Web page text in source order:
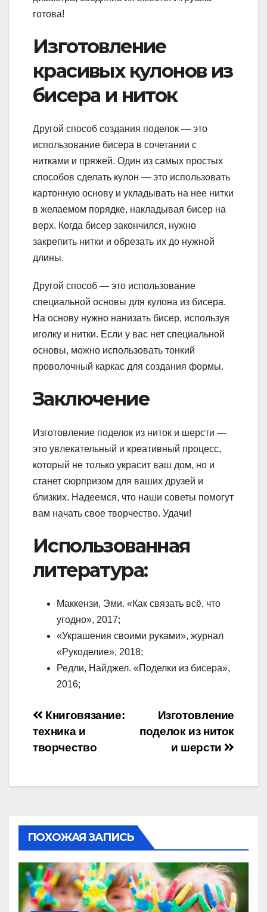
готова!
Изготовление
красивых кулонов из
бисера и ниток
Другой способ создания поделок — это
использование бисера в сочетании с
нитками и пряжей. Один из самых простых
способов сделать кулон — это использовать
картонную основу и укладывать на нее нитки
в желаемом порядке, накладывая бисер на
верх. Когда бисер закончился, нужно
закрепить нитки и обрезать их до нужной
длины.
Другой способ — это использование
специальной основы для кулона из бисера.
На основу нужно нанизать бисер, используя
иголку и нитки. Если у вас нет специальной
основы, можно использовать тонкий
проволочный каркас для создания формы.
Заключение
Изготовление поделок из ниток и шерсти —
это увлекательный и креативный процесс,
который не только украсит ваш дом, но и
станет сюрпризом для ваших друзей и
близких. Надеемся, что наши советы помогут
вам начать свое творчество. Удачи!
Использованная
литература:
Маккензи, Эми. «Как связать всё, что
угодно», 2017;
«Украшения своими руками», журнал
«Рукоделие», 2018;
Редли, Найджел. «Поделки из бисера»,
2016;
Навигация
по
Изготовление
поделок из ниток
и шерсти
Книговязание:
техника и
творчество
ПОХОЖАЯ ЗАПИСЬ